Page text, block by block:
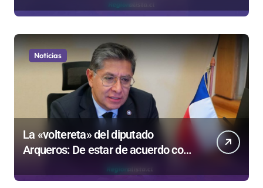
Gobierno
Noticias
La «voltereta» del diputado
Arqueros: De estar de acuerdo con
privatizar Codelco a defender una
empresa 100% estatal